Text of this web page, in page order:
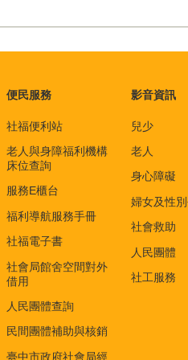
便民服務
社福便利站
老人與身障福利機構
床位查詢
服務E櫃台
福利導航服務手冊
社福電子書
社會局館舍空間對外
借用
人民團體查詢
民間團體補助與核銷
臺中市政府社會局經
影音資訊
兒少
老人
身心障礙
婦女及性
社會救助
人民團體
社工服務